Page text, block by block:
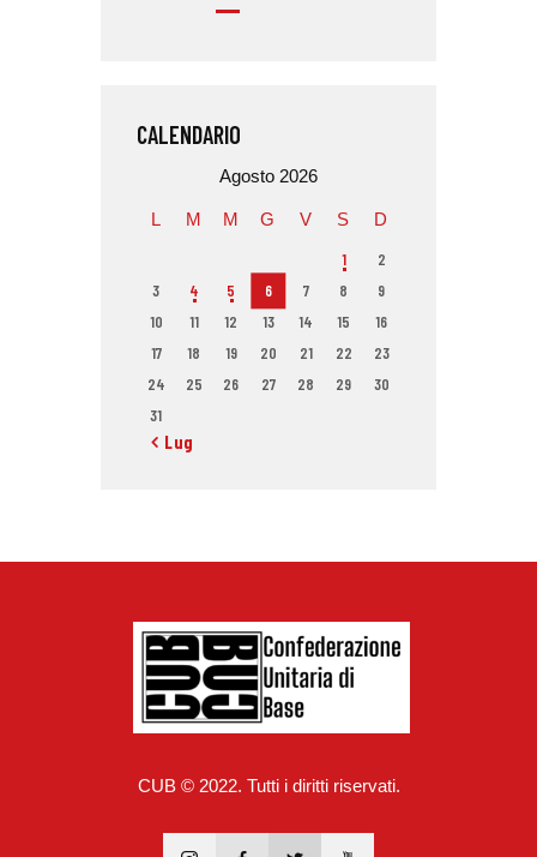
CALENDARIO
Agosto 2026
L M M G V S D
1
2
3
4 5 6 7 8
9
10
11 12 13 14 15
16
17
18 19 20 21 22
23
24
25 26 27 28 29
30
31
« Lug
CUB © 2022. Tutti i diritti riservati.